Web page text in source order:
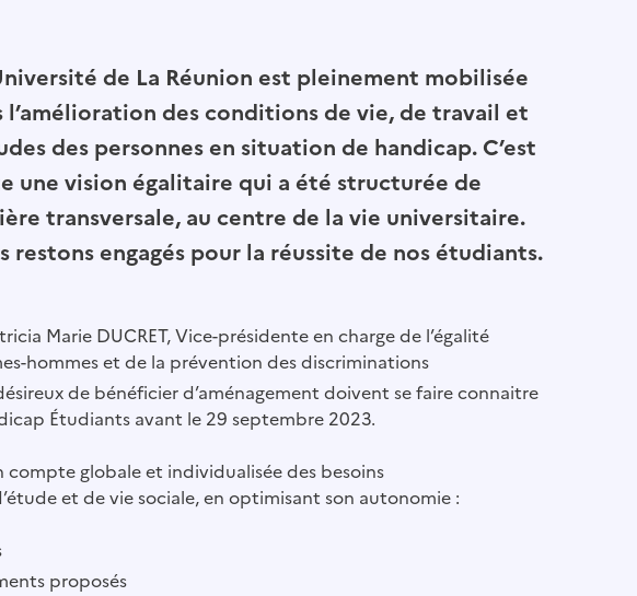
de La Réunion est pleinement mobilisée
l’amélioration des conditions de vie, de travail et
des personnes en situation de handicap. C’est
une vision égalitaire qui a été structurée de
transversale, au centre de la vie universitaire.
restons engagés pour la réussite de nos étudiants.
Marie DUCRET, Vice-présidente en charge de l’égalité
hommes et de la prévention des discriminations
de bénéficier d’aménagement doivent se faire connaitre
Étudiants avant le 29 septembre 2023.
compte globale et individualisée des besoins
et de vie sociale, en optimisant son autonomie :
proposés